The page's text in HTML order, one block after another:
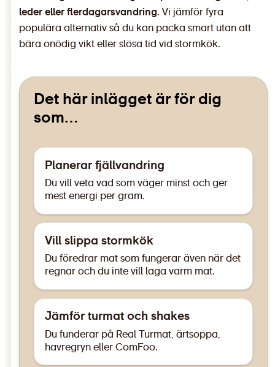
leder eller flerdagarsvandring. Vi jämför fyra
populära alternativ så du kan packa smart utan att
bära onödig vikt eller slösa tid vid stormkök.
Det här inlägget är för dig
som…
Planerar fjällvandring
Du vill veta vad som väger minst och ger
mest energi per gram.
Vill slippa stormkök
Du föredrar mat som fungerar även när det
regnar och du inte vill laga varm mat.
Jämför turmat och shakes
Du funderar på Real Turmat, ärtsoppa,
havregryn eller ComFoo.